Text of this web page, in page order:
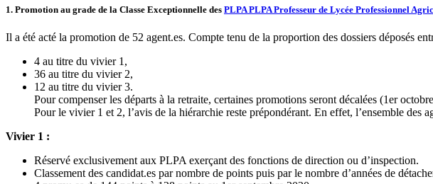
1. Promotion au grade de la Classe Exceptionnelle des PLPA PLPA Professeur de Lycée Professionnel
Il a été acté la promotion de 52 agent.es. Compte tenu de la proportion des dossiers déposés
4 au titre du vivier 1,
36 au titre du vivier 2,
12 au titre du vivier 3.
Pour compenser les départs à la retraite, certaines promotions seront décalées (1er
Pour le vivier 1 et 2, l’avis de la hiérarchie reste prépondérant. En effet, l’ensemble des
Vivier 1 :
Réservé exclusivement aux PLPA exerçant des fonctions de direction ou d’inspection.
Classement des candidat.es par nombre de points puis par le nombre d’années de